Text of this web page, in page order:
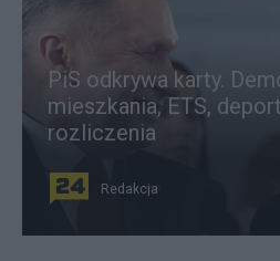
PiS odkrywa karty.
mieszkania, ETS,
rozliczenia
Redakcja